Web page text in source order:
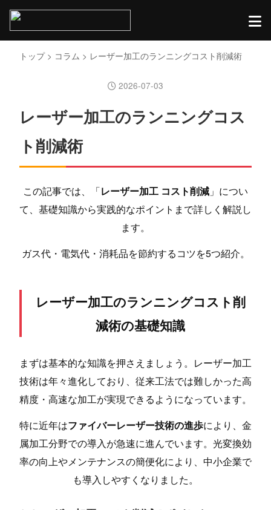
トップ> コラム > レーザー加工のランニングコスト削減術
2026-07-03
レーザー加工のランニングコス
ト削減術
この記事では、「レーザー加工 コスト削減 」につい
て、基礎知識から実践的なポイントまで詳しく解説し
ます。
ガス代・電気代・消耗品を節約するコツを5つ紹介。
レーザー加工のランニングコスト削
減術の基礎知識
まずは基本的な知識を押さえましょう。レーザー加工
技術は年々進化しており、従来工法では難しかった高
精度・高速な加工が実現できるようになっています。
特に近年はファイバーレーザー技術の進歩により、金
属加工分野での導入が急速に進んでいます。光変換効
率の向上やメンテナンスの簡便化により、中小企業で
も導入しやすくなりました。